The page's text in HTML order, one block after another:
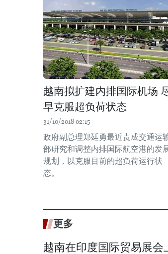
越南拟扩建内排国际机场
早克服超负荷状态
31/10/2018 02:15
政府副总理郑廷勇最近责成交通运
部研究和调整内排国际航空港的发
规划，以克服目前的超负荷运行状
态。
更多
越南在印度国际贸易展会